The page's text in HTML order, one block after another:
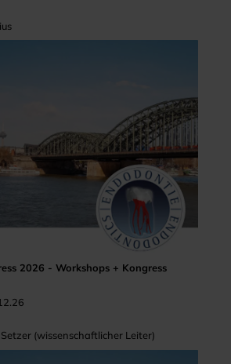
2026 - Workshops + Kongress
(wissenschaftlicher Leiter)